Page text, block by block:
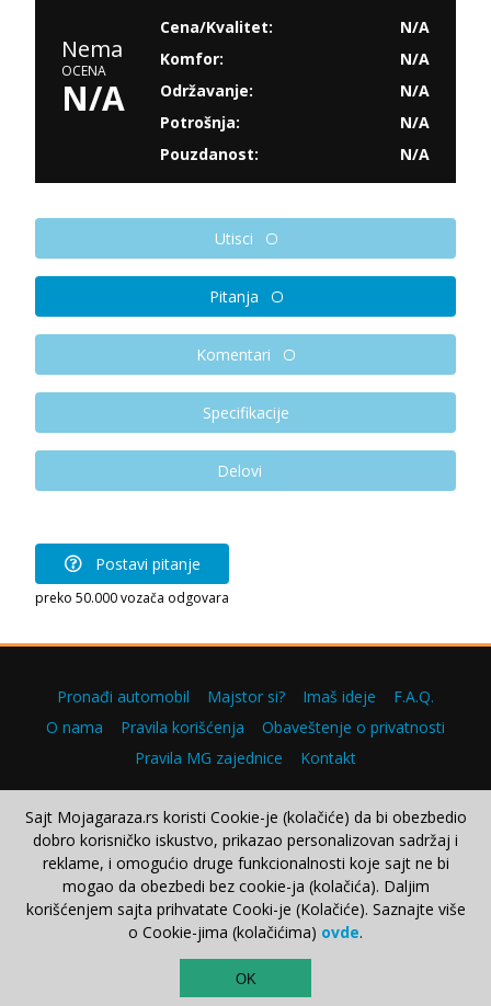
Nema
OCENA
N/A
Cena/Kvalitet:
N/A
Komfor:
N/A
Održavanje:
N/A
Potrošnja:
N/A
Pouzdanost:
N/A
Utisci
Pitanja
Komentari
Specifikacije
Delovi
Postavi pitanje
preko 50.000 vozača odgovara
Pronađi automobil Majstor si? Imaš ideje
F.A.Q.
O nama
Pravila korišćenja
Obaveštenje o privatnosti
Pravila MG zajednice
Kontakt
Copyright © 2000–2026.
Sajt Mojagaraza.rs koristi Cookie-je (kolačiće) da bi obezbedio
dobro korisničko iskustvo, prikazao personalizovan sadržaj i
reklame, i omogućio druge funkcionalnosti koje sajt ne bi
mogao da obezbedi bez cookie-ja (kolačića). Daljim
korišćenjem sajta prihvatate Cooki-je (Kolačiće). Saznajte više
o Cookie-jima (kolačićima) ovde.
OK